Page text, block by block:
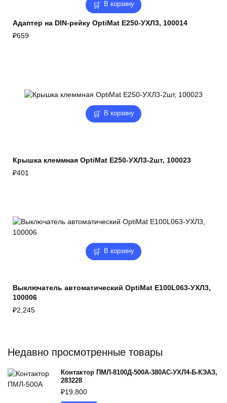
В корзину
Адаптер на DIN-рейку OptiMat E250-УХЛ3, 100014
₽659
В корзину
Крышка клеммная OptiMat E250-УХЛ3-2шт, 100023
₽401
В корзину
Выключатель автоматический OptiMat E100L063-УХЛ3,
100006
₽2,245
Недавно просмотренные товары
Контактор ПМЛ-8100Д-500А-380AC-УХЛ4-Б-КЭАЗ,
283228
₽19,800